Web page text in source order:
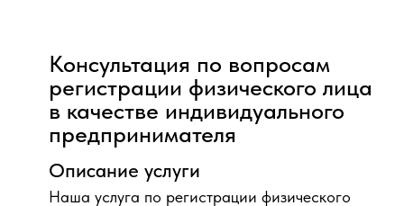
Консультация по вопросам
регистрации физического лица
в качестве индивидуального
предпринимателя
Описание услуги
Наша услуга по регистрации физического